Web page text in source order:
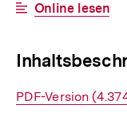
Interner
Online lesen
Interner
PDF-Version